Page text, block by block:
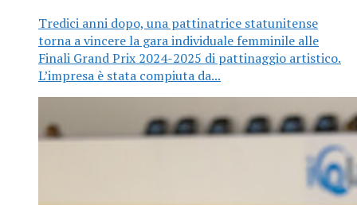
Tredici anni dopo, una pattinatrice statunitense
torna a vincere la gara individuale femminile alle
Finali Grand Prix 2024-2025 di pattinaggio artistico.
L’impresa è stata compiuta da...